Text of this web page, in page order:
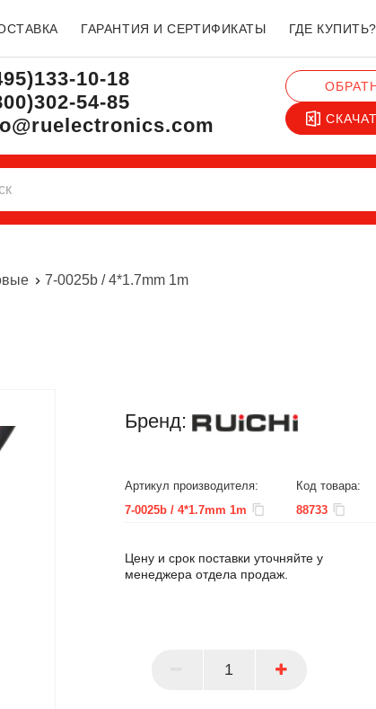
ГАРАНТИЯ И СЕРТИФИКАТЫ ГДЕ КУПИТЬ?
10-18
54-85
7-0025b / 4*1.7mm 1m
Бренд:
Артикул производителя:
7-0025b / 4*1.7mm 1m
Код товара:
88733
Цену и срок поставки уточняйте у
менеджера отдела продаж.